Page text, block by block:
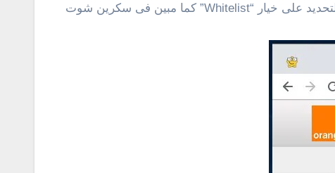
أنقر على خيار “WLAN”، ثم قم بالنقر على تبويبة “WLAN Filtering” وقم بوضح علامة صح أمام خيار “Enable” وقم بالتحديد على خيار “Whitelist” كما مبين فى سكرين شوت